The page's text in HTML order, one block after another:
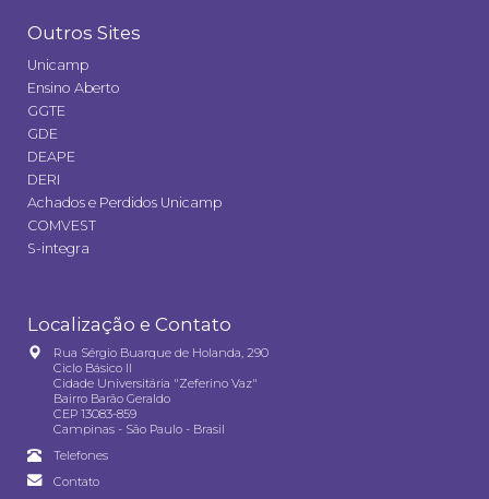
Outros Sites
Unicamp
Ensino Aberto
GGTE
GDE
DEAPE
DERI
Achados e Perdidos Unicamp
COMVEST
S-integra
Localização e Contato
Rua Sérgio Buarque de Holanda, 290
Ciclo Básico II
Cidade Universitária "Zeferino Vaz"
Bairro Barão Geraldo
CEP 13083-859
Campinas - São Paulo - Brasil
Telefones
Contato